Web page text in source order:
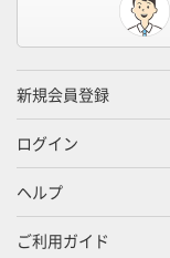
新規会員登録
ログイン
ヘルプ
ご利用ガイド